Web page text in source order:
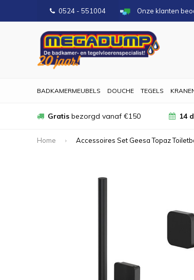
0524 - 551004 Onze klanten
BADKAMERMEUBELS DOUCHE TEGELS
Gratis bezorgd vanaf €150 14
Home Accessoires Set Geesa Topaz